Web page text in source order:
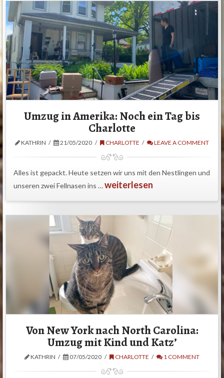
Umzug in Amerika: Noch ein Tag bis
Charlotte
KATHRIN 21/05/2020 CHARLOTTE LEAVE A COMMENT
Alles ist gepackt. Heute setzen wir uns mit den Nestlingen und
unseren zwei Fellnasen ins …weiterlesen
Von New York nach North Carolina:
Umzug mit Kind und Katz’
KATHRIN 07/05/2020 CHARLOTTE 1 COMMENT